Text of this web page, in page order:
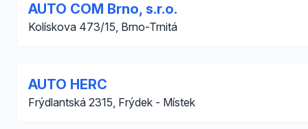
AUTO COM Brno, s.r.o.
Kolískova 473/15, Brno-Trnitá
AUTO HERC
Frýdlantská 2315, Frýdek - Místek